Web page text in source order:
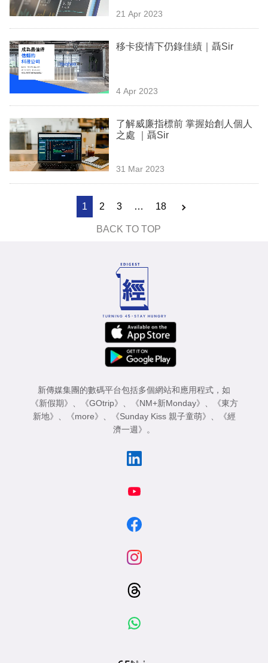
21 Apr 2023
移卡疫情下仍錄佳績｜聶Sir
4 Apr 2023
了解威廉指標前 掌握始創人個人
之處 ｜聶Sir
31 Mar 2023
1 2 3 … 18
BACK TO TOP
新傳媒集團的數碼平台包括多個網站和應用程式，如
《新假期》 、 《GOtrip》 、 《NM+新Monday》 、
《東方
新地》 、 《more》 、 《Sunday Kiss 親子童萌》 、
《經
濟一週》 。